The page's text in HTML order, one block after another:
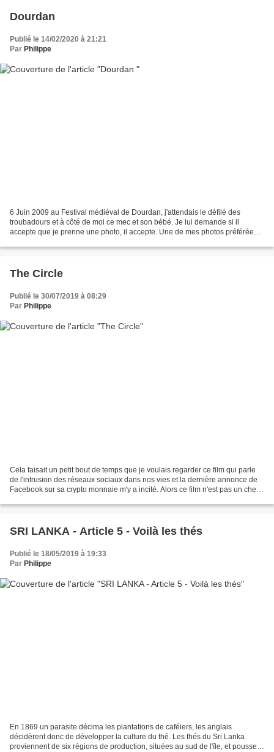
Dourdan
Publié le 14/02/2020 à 21:21
Par Philippe
6 Juin 2009 au Festival médiéval de Dourdan, j'attendais le défilé des
troubadours et à côté de moi ce mec et son bébé. Je lui demande si il
accepte que je prenne une photo, il accepte. Une de mes photos préférées.
The Circle
Publié le 30/07/2019 à 08:29
Par Philippe
Cela faisait un petit bout de temps que je voulais regarder ce film qui parle
de l'intrusion des réseaux sociaux dans nos vies et la dernière annonce de
Facebook sur sa crypto monnaie m'y a incité. Alors ce film n'est pas un chef
SRI LANKA - Article 5 - Voilà les thés
Publié le 18/05/2019 à 19:33
Par Philippe
En 1869 un parasite décima les plantations de caféiers, les anglais
décidèrent donc de développer la culture du thé. Les thés du Sri Lanka
proviennent de six régions de production, situées au sud de l'île, et poussent